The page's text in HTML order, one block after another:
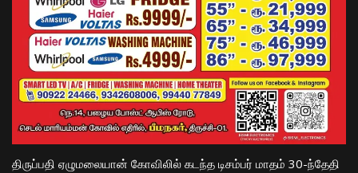
திருப்பதி ஏழுமலையான் கோவிலில் கடந்த டிசம்பர் மாதம் 30-ந்தேதி